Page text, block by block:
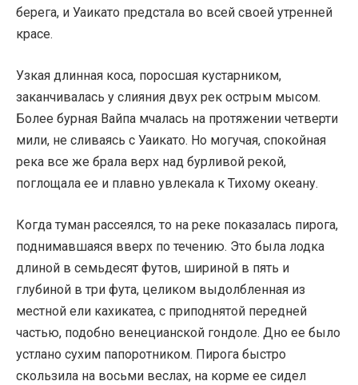
берега, и Уаикато предстала во всей своей утренней
красе.
Узкая длинная коса, поросшая кустарником,
заканчивалась у слияния двух рек острым мысом.
Более бурная Вайпа мчалась на протяжении четверти
мили, не сливаясь с Уаикато. Но могучая, спокойная
река все же брала верх над бурливой рекой,
поглощала ее и плавно увлекала к Тихому океану.
Когда туман рассеялся, то на реке показалась пирога,
поднимавшаяся вверх по течению. Это была лодка
длиной в семьдесят футов, шириной в пять и
глубиной в три фута, целиком выдолбленная из
местной ели кахикатеа, с приподнятой передней
частью, подобно венецианской гондоле. Дно ее было
устлано сухим папоротником. Пирога быстро
скользила на восьми веслах, на корме ее сидел